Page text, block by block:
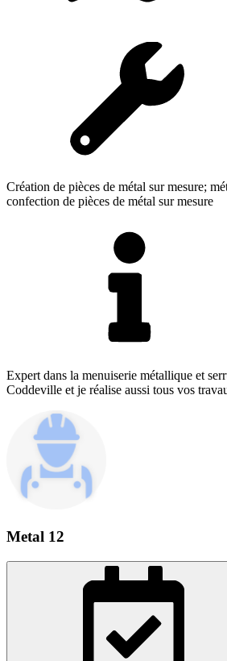
Création de pièces de métal sur mesure;
confection de pièces de métal sur mesure
Expert dans la menuiserie métallique et
Coddeville et je réalise aussi tous vos
Metal 12